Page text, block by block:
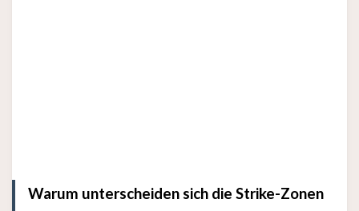
Warum unterscheiden sich die Strike-Zonen